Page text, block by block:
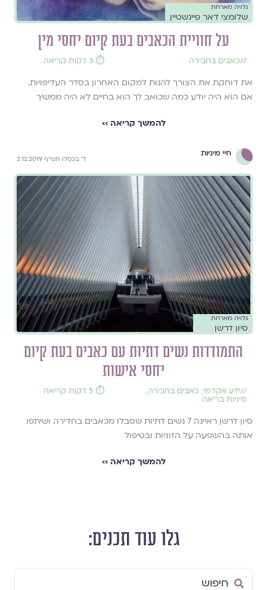
גלויה מארחת
שלומצי דאר פיינשטיין
על חוויית הכאבים בעת קיום יחסי מין
//כאבים בחבירה ⏱️ 3 דקות קריאה
את דוחקת את הצורך להנות למקום האחרון בסדר העדיפויות.
אם הוא היה יודע כמה שכואב לך הוא בחיים לא היה ממשיך
להמשך קריאה ››
חיי מיניות
ד' בכסלו תש"ף 2.12.2019
גלויה מארחת
סיון דרשן
התמודדות נשים דתיות עם כאבים בעת קיום
יחסי אישות
//ידע אקדמי, כאבים בחבירה,
מיניות בריאה
⏱️ 5 דקות קריאה
סיון דרשן ראיינה 7 נשים דתיות שסבלו מכאבים בחדירה ושיתפו
אותה בהשפעה על הזוגיות ובטיפול
להמשך קריאה ››
גלו עוד תכנים:
Search